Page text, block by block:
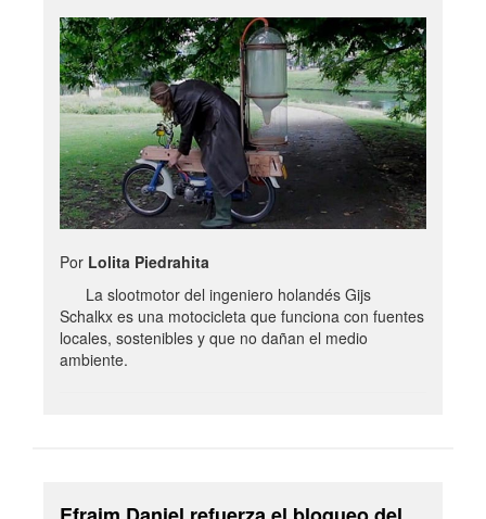
Por Lolita Piedrahita
La slootmotor del ingeniero holandés Gijs
Schalkx es una motocicleta que funciona con fuentes
locales, sostenibles y que no dañan el medio
ambiente.